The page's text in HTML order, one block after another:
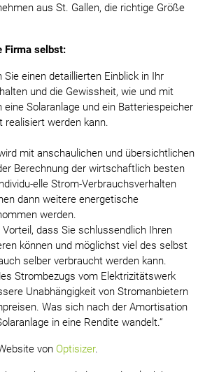
aus St. Gallen, die richtige Größe
Firma selbst:
Sie einen detaillierten Einblick in Ihr
und die Gewissheit, wie und mit
Solaranlage und ein Batteriespeicher
werden kann.
mit anschaulichen und übersichtlichen
Berechnung der wirtschaftlich besten
elle Strom-Verbrauchsverhalten
dann weitere energetische
werden.
dass Sie schlussendlich Ihren
können und möglichst viel des selbst
selber verbraucht werden kann.
Strombezugs vom Elektrizitätswerk
Unabhängigkeit von Stromanbietern
Was sich nach der Amortisation
in eine Rendite wandelt.“
von Optisizer.